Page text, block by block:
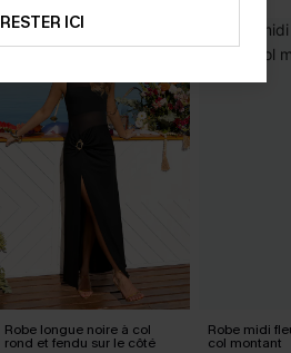
Robe longue noire à col
rond et fendu sur le côté
Robe midi
col montant
RESTER ICI